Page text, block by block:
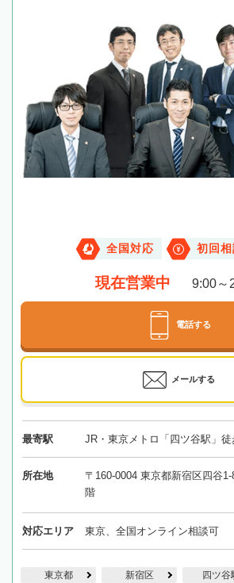
全国対応 初回
現在営業中 9:00～
電話する
メールする
最寄駅 JR・東京メトロ「四ツ谷駅」徒
所在地
〒160-0004 東京都新宿区四谷
階
対応エリア 東京、全国オンライン相談可
東京都 新宿区 四ツ谷